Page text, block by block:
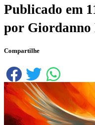
Publicado em
por
Compartilhe